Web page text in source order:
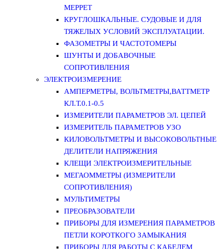
МЕРРЕТ
КРУГЛОШКАЛЬНЫЕ. СУДОВЫЕ И ДЛЯ
ТЯЖЕЛЫХ УСЛОВИЙ ЭКСПЛУАТАЦИИ.
ФАЗОМЕТРЫ И ЧАСТОТОМЕРЫ
ШУНТЫ И ДОБАВОЧНЫЕ
СОПРОТИВЛЕНИЯ
ЭЛЕКТРОИЗМЕРЕНИЕ
АМПЕРМЕТРЫ, ВОЛЬТМЕТРЫ,ВАТТМЕТР
КЛ.Т.0.1-0.5
ИЗМЕРИТЕЛИ ПАРАМЕТРОВ ЭЛ. ЦЕПЕЙ
ИЗМЕРИТЕЛЬ ПАРАМЕТРОВ УЗО
КИЛОВОЛЬТМЕТРЫ И ВЫСОКОВОЛЬТНЫЕ
ДЕЛИТЕЛИ НАПРЯЖЕНИЯ
КЛЕЩИ ЭЛЕКТРОИЗМЕРИТЕЛЬНЫЕ
МЕГАОММЕТРЫ (ИЗМЕРИТЕЛИ
СОПРОТИВЛЕНИЯ)
МУЛЬТИМЕТРЫ
ПРЕОБРАЗОВАТЕЛИ
ПРИБОРЫ ДЛЯ ИЗМЕРЕНИЯ ПАРАМЕТРОВ
ПЕТЛИ КОРОТКОГО ЗАМЫКАНИЯ
ПРИБОРЫ ДЛЯ РАБОТЫ С КАБЕЛЕМ